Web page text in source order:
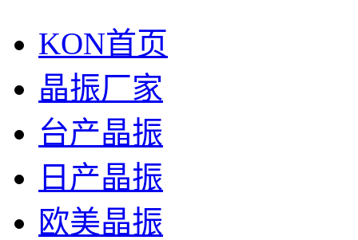
KON首页
晶振厂家
台产晶振
日产晶振
欧美晶振